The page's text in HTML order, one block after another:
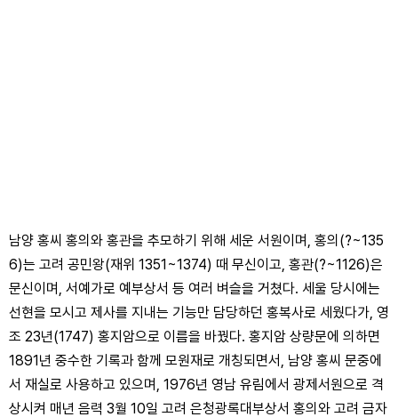
남양 홍씨 홍의와 홍관을 추모하기 위해 세운 서원이며, 홍의(?~135
6)는 고려 공민왕(재위 1351~1374) 때 무신이고, 홍관(?~1126)은
문신이며, 서예가로 예부상서 등 여러 벼슬을 거쳤다. 세울 당시에는
선현을 모시고 제사를 지내는 기능만 담당하던 홍복사로 세웠다가, 영
조 23년(1747) 홍지암으로 이름을 바꿨다. 홍지암 상량문에 의하면
1891년 중수한 기록과 함께 모원재로 개칭되면서, 남양 홍씨 문중에
서 재실로 사용하고 있으며, 1976년 영남 유림에서 광제서원으로 격
상시켜 매년 음력 3월 10일 고려 은청광록대부상서 홍의와 고려 금자